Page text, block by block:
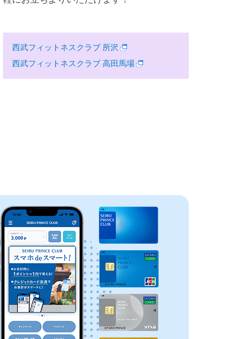
西武フィットネスクラブ 所沢
西武フィットネスクラブ 高田馬場